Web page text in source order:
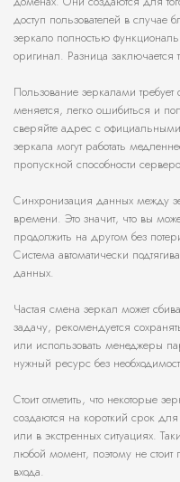
доступ пользователей в случае
зеркало полностью
оригинал. Разница заключается
Пользование зеркалами
меняется, легко ошибиться и
сверяйте адрес с
зеркала могут работать
пропускной способности
Синхронизация данных между
времени. Это значит, что вы
продолжить на другом без
Система автоматически
данных.
Частая смена зеркал может
задачу, рекомендуется
или использовать менеджеры
нужный ресурс без
Стоит отметить, что некоторые
создаются на короткий срок
или в экстренных ситуациях.
любой момент, поэтому не стоит
входа.